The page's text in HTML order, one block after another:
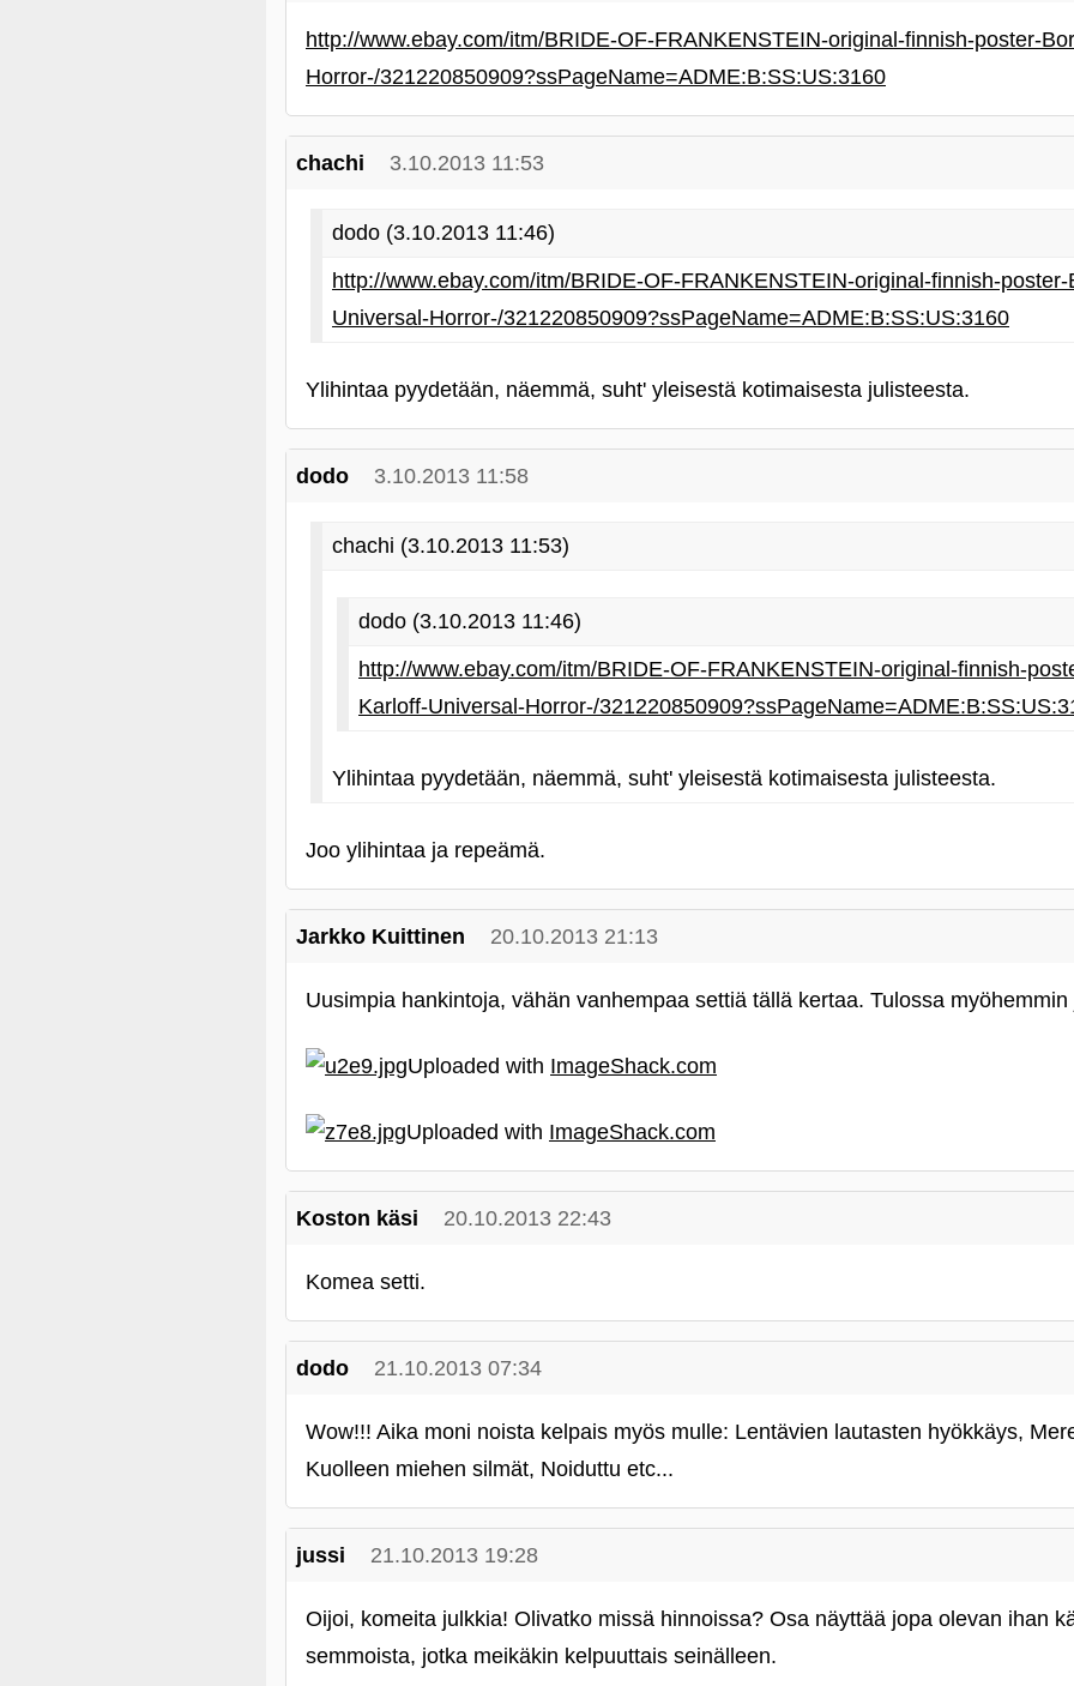
http://www.ebay.com/itm/BRIDE-OF-FRANKENSTEIN-original-finnish-poster-
Horror-/321220850909?ssPageName=ADME:B:SS:US:3160
chachi 3.10.2013 11:53
dodo (3.10.2013 11:46)
http://www.ebay.com/itm/BRIDE-OF-FRANKENSTEIN-original-finnish-
Universal-Horror-/321220850909?ssPageName=ADME:B:SS:US:3160
Ylihintaa pyydetään, näemmä, suht' yleisestä kotimaisesta julisteesta.
dodo 3.10.2013 11:58
chachi (3.10.2013 11:53)
dodo (3.10.2013 11:46)
http://www.ebay.com/itm/BRIDE-OF-FRANKENSTEIN-original-finnish-
Karloff-Universal-Horror-/
Ylihintaa pyydetään, näemmä, suht' yleisestä kotimaisesta julisteesta.
Joo ylihintaa ja repeämä.
Jarkko Kuittinen 20.10.2013 21:13
Uusimpia hankintoja, vähän vanhempaa settiä tällä kertaa. Tulossa
Uploaded with ImageShack.com
Uploaded with ImageShack.com
Koston käsi 20.10.2013 22:43
Komea setti.
dodo 21.10.2013 07:34
Wow!!! Aika moni noista kelpais myös mulle: Lentävien lautasten hyökkäys,
Kuolleen miehen silmät, Noiduttu etc...
jussi 21.10.2013 19:28
Oijoi, komeita julkkia! Olivatko missä hinnoissa? Osa näyttää jopa olevan ihan
semmoista, jotka meikäkin kelpuuttais seinälleen.